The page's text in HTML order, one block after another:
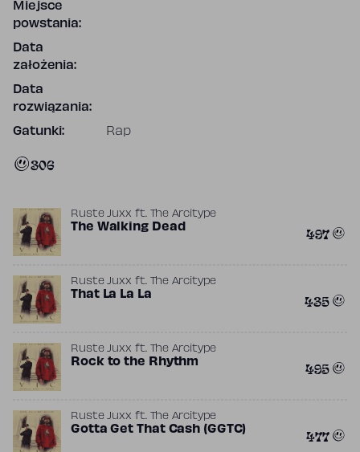
Miejsce
powstania:
Data
założenia:
Data
rozwiązania:
Gatunki: Rap
306
Ruste Juxx ft. The Arcitype
The Walking Dead 497
Ruste Juxx ft. The Arcitype
That La La La 435
Ruste Juxx ft. The Arcitype
Rock to the Rhythm 495
Ruste Juxx ft. The Arcitype
Gotta Get That Cash (GGTC) 477